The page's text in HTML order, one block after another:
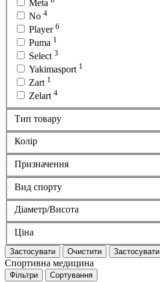
Meta
No 4
Player 6
Puma 1
Select 3
Yakimasport 1
Zart 1
Zelart 4
Тип товару
Колір
Призначення
Вид спорту
Діаметр/Висота
Ціна
Застосувати Очистити Застосувати
Спортивна медицина
Фільтри Сортування